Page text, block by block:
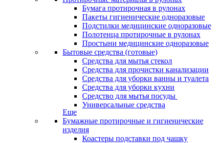
Бумага протирочная в рулонах
Пакеты гигиенические одноразовые
Подстилки медицинские одноразовые
Полотенца протирочные в рулонах
Простыни медицинские одноразовые
Бытовые средства (готовые)
Средства для мытья стекол
Средства для прочистки канализации
Средства для уборки ванны и туалета
Средства для уборки кухни
Средство для мытья посуды
Универсальные средства
Еще
Бумажные протирочные и гигиенические
изделия
Коастеры подставки под чашку